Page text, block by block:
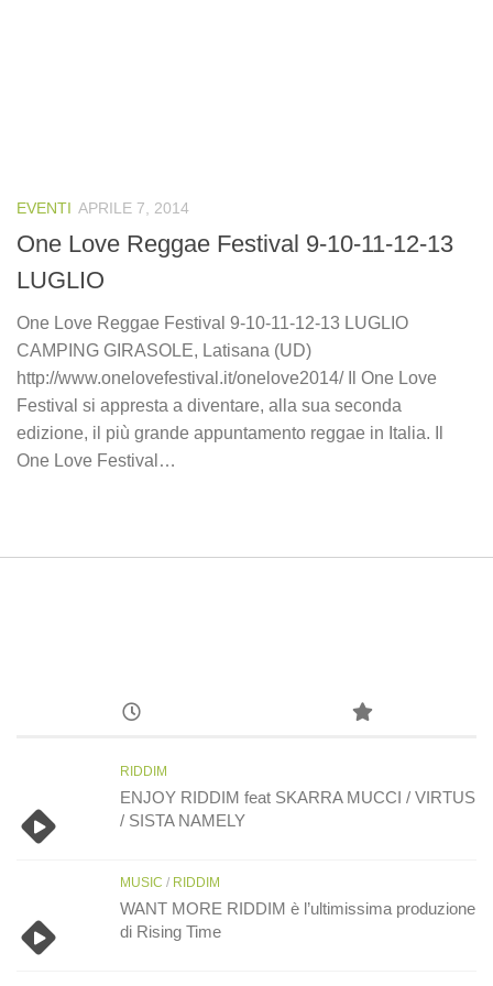
EVENTI APRILE 7, 2014
One Love Reggae Festival 9-10-11-12-13
LUGLIO
One Love Reggae Festival 9-10-11-12-13 LUGLIO
CAMPING GIRASOLE, Latisana (UD)
http://www.onelovefestival.it/onelove2014/ Il One Love
Festival si appresta a diventare, alla sua seconda
edizione, il più grande appuntamento reggae in Italia. Il
One Love Festival…
RIDDIM
ENJOY RIDDIM feat SKARRA MUCCI / VIRTUS
/ SISTA NAMELY
MUSIC / RIDDIM
WANT MORE RIDDIM è l’ultimissima produzione
di Rising Time